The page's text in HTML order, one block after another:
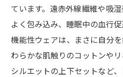
ています。遠赤外線繊維や吸
よく包み込み、睡眠中の血行
機能性ウェアは、まさに自分
わらかな肌触りのコットンや
シルエットの上下セットなど